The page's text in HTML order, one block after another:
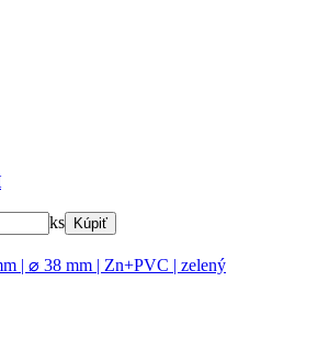
ks
Kúpiť
| ⌀ 38 mm | Zn+PVC | zelený